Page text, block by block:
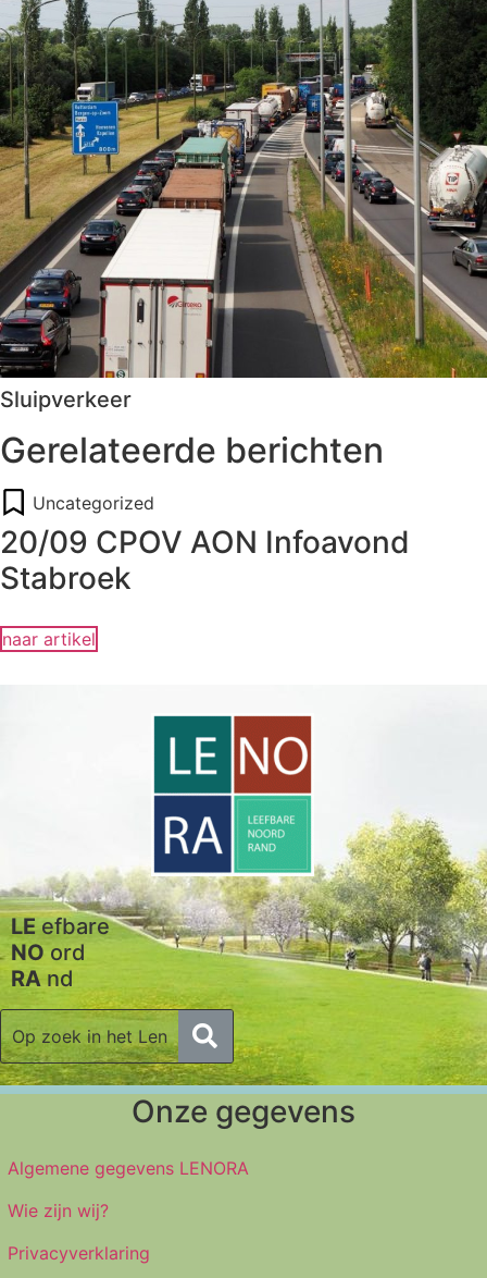
Sluipverkeer
Gerelateerde berichten
Uncategorized
20/09 CPOV AON Infoavond
Stabroek
naar artikel
LEefbare
NOord
RAnd
Onze gegevens
Algemene gegevens LENORA
Wie zijn wij?
Privacyverklaring